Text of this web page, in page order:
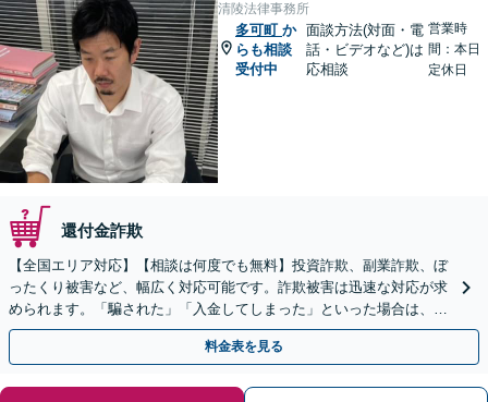
清陵法律事務所
多可町 か
らも相談
受付中
面談方法(対面・電
話・ビデオなど)は
応相談
営業時
間：本日
定休日
還付金詐欺
【全国エリア対応】【相談は何度でも無料】投資詐欺、副業詐欺、ぼ
ったくり被害など、幅広く対応可能です。詐欺被害は迅速な対応が求
められます。「騙された」「入金してしまった」といった場合は、お
早めにご相談ください。【電話・メール・WEB相談可】
料金表を見る